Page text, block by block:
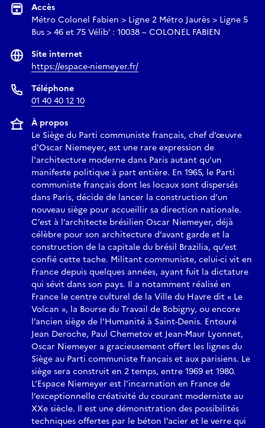
Accès
Métro Colonel Fabien > Ligne 2 Métro Jaurès > Ligne 5
Bus > 46 et 75 Vélib’ : 10038 – COLONEL FABIEN
Site internet
https://espace-niemeyer.fr/
Téléphone
01 40 40 12 10
À propos
Le Siège du Parti communiste français, chef d’œuvre
d'Oscar Niemeyer, est une rare expression de
l'architecture moderne dans Paris autant qu'un
manifeste politique à part entière. En 1965, le Parti
communiste français dont les locaux sont dispersés
dans Paris, décide de lancer la construction d’un
nouveau siège pour accueillir sa direction nationale.
C’est à l’architecte brésilien Oscar Niemeyer, déjà
célèbre pour son architecture d’avant garde et la
construction de la capitale du brésil Brazilia, qu’est
confié cette tache. Militant communiste, celui-ci vit en
France depuis quelques années, ayant fuit la dictature
qui sévit dans son pays. Il a notamment réalisé en
France le centre culturel de la Ville du Havre dit « Le
Volcan », la Bourse du Travail de Bobigny, ou encore
l’ancien siège de l’Humanité à Saint-Denis. Entouré
Jean Deroche, Paul Chemetov et Jean-Maur Lyonnet,
Oscar Niemeyer a gracieusement offert les lignes du
Siège au Parti communiste français et aux parisiens. Le
siège sera construit en 2 temps, entre 1969 et 1980.
L’Espace Niemeyer est l’incarnation en France de
l’exceptionnelle créativité du courant moderniste au
XXe siècle. Il est une démonstration des possibilités
techniques offertes par le béton l’acier et le verre qui